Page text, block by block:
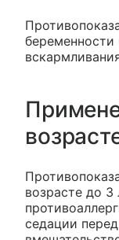
беременности
возрасте до 3
седации